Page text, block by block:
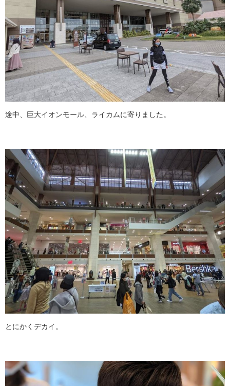
途中、巨大イオンモール、ライカムに寄りました。
とにかくデカイ。